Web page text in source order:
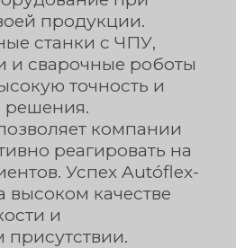
продукции.
станки с ЧПУ,
и сварочные роботы
точность и
компании
реагировать на
Успех Autóflex-
высоком качестве
и